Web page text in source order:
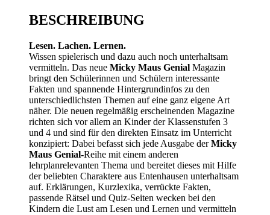
BESCHREIBUNG
Lesen. Lachen. Lernen.
Wissen spielerisch und dazu auch noch unterhaltsam
vermitteln. Das neue Micky Maus Genial Magazin
bringt den Schülerinnen und Schülern interessante
Fakten und spannende Hintergrundinfos zu den
unterschiedlichsten Themen auf eine ganz eigene Art
näher. Die neuen regelmäßig erscheinenden Magazine
richten sich vor allem an Kinder der Klassenstufen 3
und 4 und sind für den direkten Einsatz im Unterricht
konzipiert: Dabei befasst sich jede Ausgabe derMicky
Maus Genial-Reihe mit einem anderen
lehrplanrelevanten Thema und bereitet dieses mit Hilfe
der beliebten Charaktere aus Entenhausen unterhaltsam
auf. Erklärungen, Kurzlexika, verrückte Fakten,
passende Rätsel und Quiz-Seiten wecken bei den
Kindern die Lust am Lesen und Lernen und vermitteln